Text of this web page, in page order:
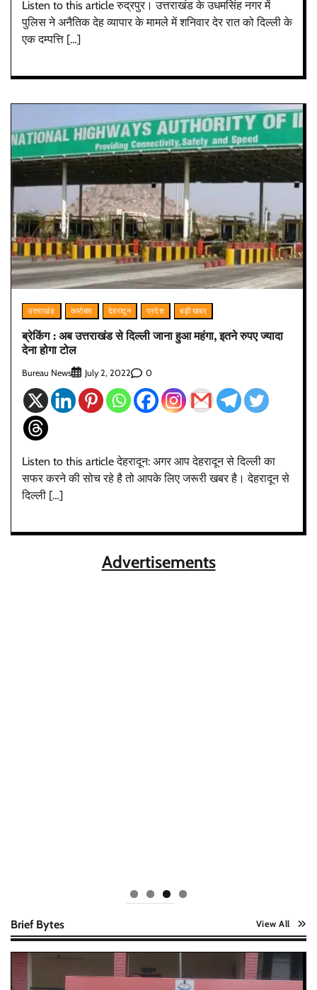
Listen to this article रुद्रपुर। उत्तराखंड के उधमसिंह नगर में
पुलिस ने अनैतिक देह व्यापार के मामले में शनिवार देर रात को दिल्ली के
एक दम्पत्ति […]
उत्तराखंड कारोबार देहरादून प्रदेश बड़ी खबर
ब्रेकिंग : अब उत्तराखंड से दिल्ली जाना हुआ महंगा, इतने रुपए ज्यादा
देना होगा टोल
Bureau News July 2, 2022 0
Listen to this article देहरादून: अगर आप देहरादून से दिल्ली का
सफर करने की सोच रहे है तो आपके लिए जरूरी खबर है। देहरादून से
दिल्ली […]
Advertisements
Brief Bytes View All